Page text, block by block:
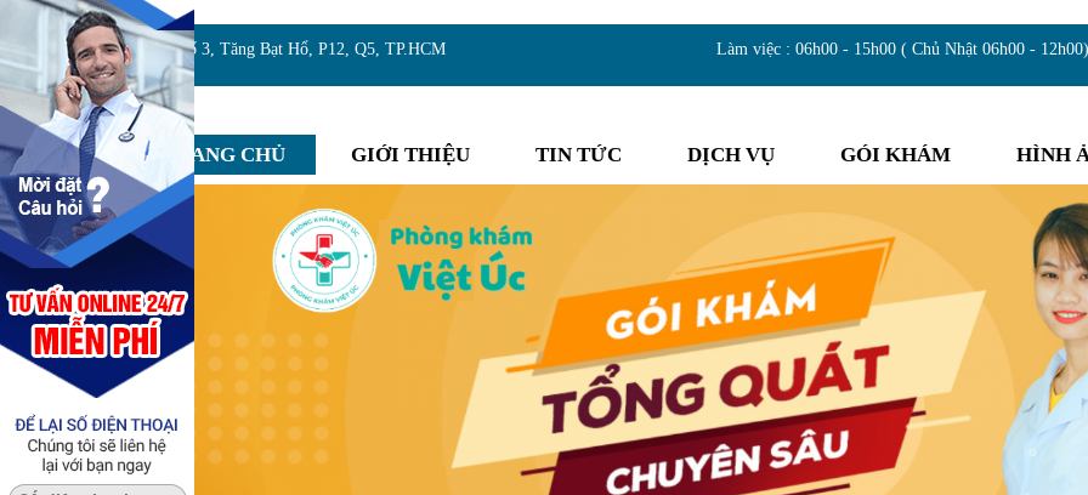
Địa chỉ:Số 3, Tăng Bạt Hổ, P12, Q5, TP.HCM Làm việc : 06h00 - 15h00 ( Chủ Nhật 06h00 - 12h00)
TRANG CHỦ GIỚI THIỆU TIN TỨC DỊCH VỤ GÓI KHÁM HÌNH